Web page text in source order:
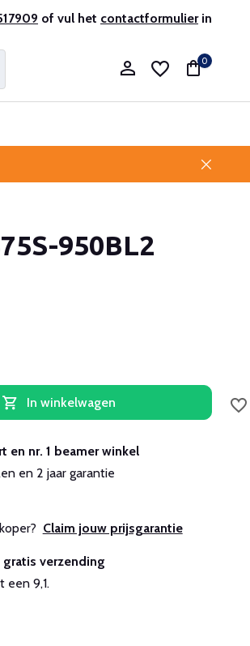
klantenservice
of vul het contactformulierin
Account aanmaken
0
950BL2
In winkelwagen
en nr. 1 beamer winkel
en 2 jaar garantie
Claim jouw prijsgarantie
verzending
een 9,1.